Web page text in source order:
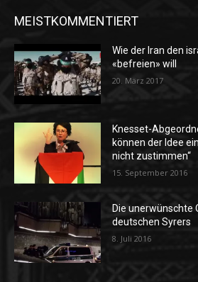
MEISTKOMMENTIERT
Wie der Iran den
«befreien» will
20. März 2017
Knesset-
können der Idee
nicht zustimmen“
15. September 2016
Die unerwünschte
deutschen Syrers
8. Juli 2016